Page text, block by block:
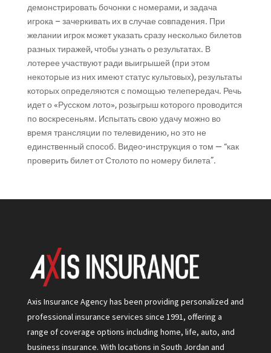
демонстрировать бочонки с номерами, и задача
игрока – зачеркивать их в случае совпадения. При
желании игрок может указать сразу несколько билетов
разных тиражей, чтобы узнать о результатах. В
лотерее участвуют ради выигрышей (при этом
некоторые из них имеют статус культовых), результаты
которых определяются с помощью телепередач. Речь
идет о «Русском лото», розыгрыш которого проводится
по воскресеньям. Испытать свою удачу можно во
время трансляции по телевидению, но это не
единственный способ. Видео-инструкция о том — “как
проверить билет от Столото по номеру билета”.
Axis Insurance Agency has been providing personalized and
professional insurance services since 1991, offering a
range of coverage options including home, life, auto, and
business insurance. With locations in South Jordan and